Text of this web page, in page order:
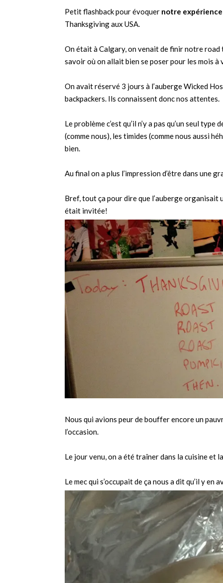
Petit flashback pour évoquer notre expérience
Thanksgiving aux USA.
On était à Calgary, on venait de finir notre
savoir où on allait bien se poser pour les mois à
On avait réservé 3 jours à l’auberge Wicked
backpackers. Ils connaissent donc nos attentes.
Le problème c’est qu’il n’y a pas qu’un seul
(comme nous), les timides (comme nous aussi
bien.
Au final on a plus l’impression d’être dans une
Bref, tout ça pour dire que l’auberge
était invitée!
Nous qui avions peur de bouffer encore un
l’occasion.
Le jour venu, on a été traîner dans la cuisine et
Le mec qui s’occupait de ça nous a dit qu’il y en